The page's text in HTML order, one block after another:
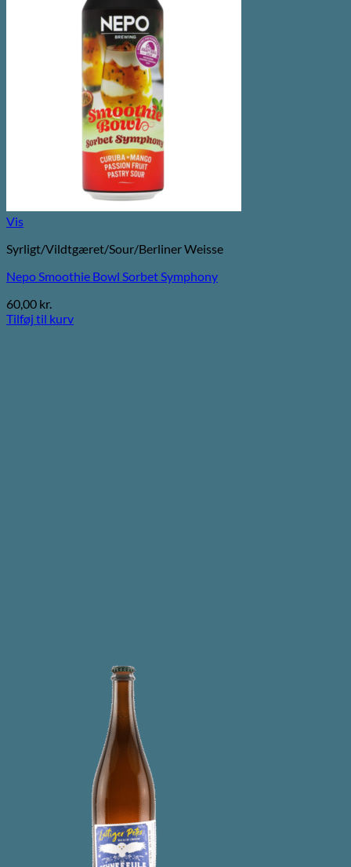
Vis
Syrligt/Vildtgæret/Sour/Berliner Weisse
Nepo Smoothie Bowl Sorbet Symphony
60,00 kr.
Tilføj til kurv